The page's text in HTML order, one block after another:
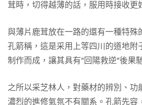
茸時，切得越薄的話，服用時接收更
與薄片鹿茸放在一路的還有一種特
孔箭稱，這是采用上等四川的道地附
制作而成，讓其具有“回陽救逆“後果
之所以采芝林人，對藥材的辨別、功
濃烈的進修氣氛不有關系。孔箭先容